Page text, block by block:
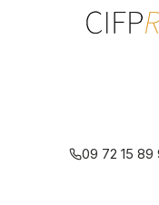
09 72 15 89